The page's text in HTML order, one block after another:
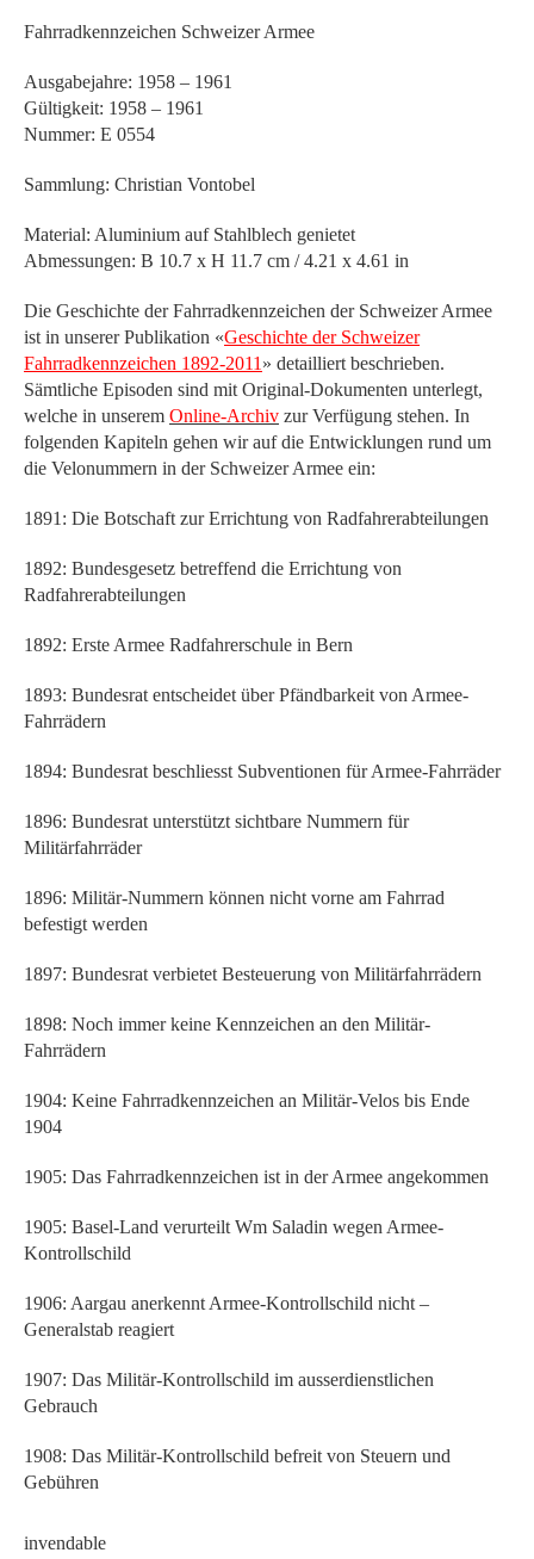
Fahrradkennzeichen Schweizer Armee
Ausgabejahre: 1958 – 1961
Gültigkeit: 1958 – 1961
Nummer: E 0554
Sammlung: Christian Vontobel
Material: Aluminium auf Stahlblech genietet
Abmessungen: B 10.7 x H 11.7 cm / 4.21 x 4.61 in
Die Geschichte der Fahrradkennzeichen der Schweizer Armee
ist in unserer Publikation «Geschichte der Schweizer
Fahrradkennzeichen 1892-2011 » detailliert beschrieben.
Sämtliche Episoden sind mit Original-Dokumenten unterlegt,
welche in unserem Online-Archiv zur Verfügung stehen. In
folgenden Kapiteln gehen wir auf die Entwicklungen rund um
die Velonummern in der Schweizer Armee ein:
1891: Die Botschaft zur Errichtung von Radfahrerabteilungen
1892: Bundesgesetz betreffend die Errichtung von
Radfahrerabteilungen
1892: Erste Armee Radfahrerschule in Bern
1893: Bundesrat entscheidet über Pfändbarkeit von Armee-
Fahrrädern
1894: Bundesrat beschliesst Subventionen für Armee-Fahrräder
1896: Bundesrat unterstützt sichtbare Nummern für
Militärfahrräder
1896: Militär-Nummern können nicht vorne am Fahrrad
befestigt werden
1897: Bundesrat verbietet Besteuerung von Militärfahrrädern
1898: Noch immer keine Kennzeichen an den Militär-
Fahrrädern
1904: Keine Fahrradkennzeichen an Militär-Velos bis Ende
1904
1905: Das Fahrradkennzeichen ist in der Armee angekommen
1905: Basel-Land verurteilt Wm Saladin wegen Armee-
Kontrollschild
1906: Aargau anerkennt Armee-Kontrollschild nicht –
Generalstab reagiert
1907: Das Militär-Kontrollschild im ausserdienstlichen
Gebrauch
1908: Das Militär-Kontrollschild befreit von Steuern und
Gebühren
invendable